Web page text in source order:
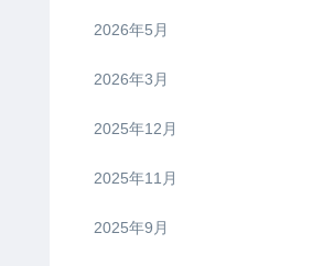
2026年5月
2026年3月
2025年12月
2025年11月
2025年9月